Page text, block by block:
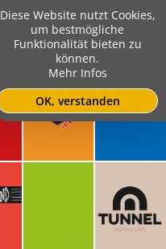
Diese Website nutzt Cookies,
um bestmögliche
Funktionalität bieten zu
können.
Mehr Infos
OK, verstanden